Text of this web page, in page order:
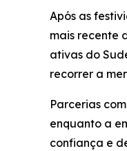
Após as
mais recente
ativas do
recorrer a
Parcerias
enquanto a
confiança e